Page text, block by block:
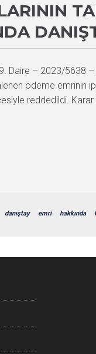
9. Daire – 2023/5638
ödeme emrinin
reddedildi.
danıştay emri hakkında